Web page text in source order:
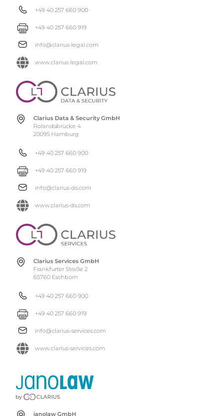
+49 40 257 660 900
+49 40 257 660 919
info@clarius-legal.com
www.clarius-legal.com
Clarius Data & Security GmbH
Rolandsbrücke 4
20095 Hamburg
+49 40 257 660 900
+49 40 257 660 919
info@clarius-ds.com
www.clarius-ds.com
Clarius Services GmbH
Frankfurter Straße 2
65760 Eschborn
+49 40 257 660 900
+49 40 257 660 919
info@clarius-services.com
www.clarius-services.com
janolaw GmbH